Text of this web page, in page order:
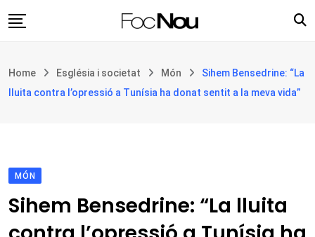
to
Filosofia i teologia
Botiga
Home Església i societat Món
Sihem Bensedrine: “La
lluita contra l’opressió a Tunísia ha donat sentit a la meva vida”
MÓN
Sihem Bensedrine: “La lluita